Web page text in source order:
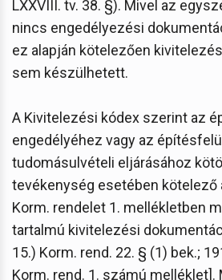
LXXVIII. tv. 38. §). Mivel az
nincs engedélyezési
ez alapján kötelezően
sem készülhetett.
A Kivitelezési kódex szerint az
engedélyéhez vagy az
tudomásulvételi eljárásához
tevékenység esetében kötelező
Korm. rendelet 1. mellékletben
tartalmú kivitelezési
15.) Korm. rend. 22. § (1) bek.;
Korm. rend. 1. számú melléklet].